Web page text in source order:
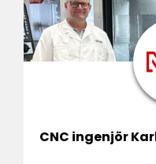
CNC ingenjör